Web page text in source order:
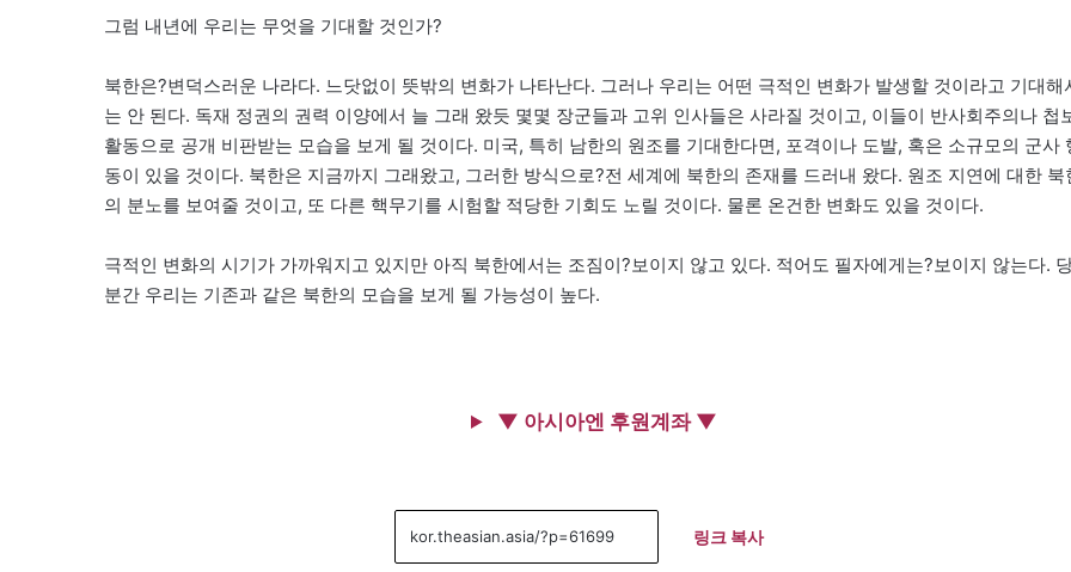
그럼 내년에 우리는 무엇을 기대할 것인가?
북한은?변덕스러운 나라다. 느닷없이 뜻밖의 변화가 나타난다. 그러나 우리는 어떤 극적인 변화가 발생할 것이라고 기대해
는 안 된다. 독재 정권의 권력 이양에서 늘 그래 왔듯 몇몇 장군들과 고위 인사들은 사라질 것이고, 이들이 반사회주의나 첩
활동으로 공개 비판받는 모습을 보게 될 것이다. 미국, 특히 남한의 원조를 기대한다면, 포격이나 도발, 혹은 소규모의 군사
동이 있을 것이다. 북한은 지금까지 그래왔고, 그러한 방식으로?전 세계에 북한의 존재를 드러내 왔다. 원조 지연에 대한 북
의 분노를 보여줄 것이고, 또 다른 핵무기를 시험할 적당한 기회도 노릴 것이다. 물론 온건한 변화도 있을 것이다.
극적인 변화의 시기가 가까워지고 있지만 아직 북한에서는 조짐이?보이지 않고 있다. 적어도 필자에게는?보이지 않는다.
분간 우리는 기존과 같은 북한의 모습을 보게 될 가능성이 높다.
▼ 아시아엔 후원계좌 ▼
링크 복사